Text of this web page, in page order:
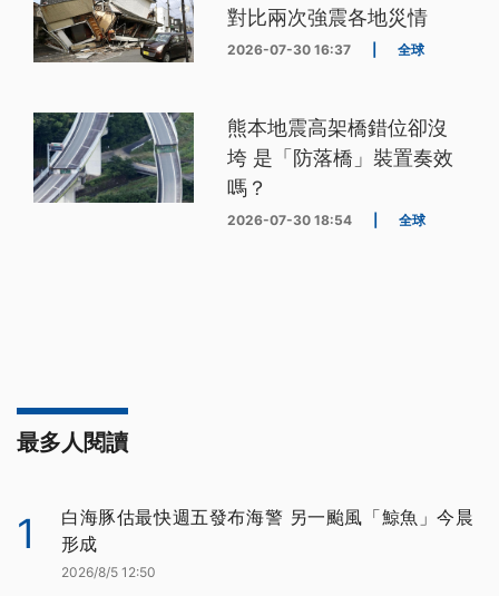
對比兩次強震各地災情
2026-07-30 16:37 全球
熊本地震高架橋錯位卻沒
垮 是「防落橋」裝置奏效
嗎？
2026-07-30 18:54 全球
最多人閱讀
1
白海豚估最快週五發布海警 另一颱風「鯨魚」今晨
形成
2026/8/5 12:50